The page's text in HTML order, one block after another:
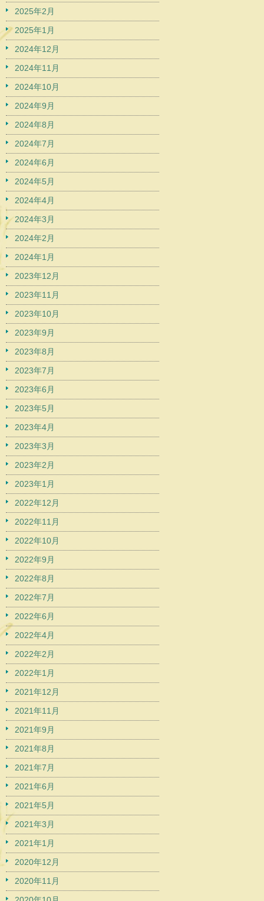
2025年2月
2025年1月
2024年12月
2024年11月
2024年10月
2024年9月
2024年8月
2024年7月
2024年6月
2024年5月
2024年4月
2024年3月
2024年2月
2024年1月
2023年12月
2023年11月
2023年10月
2023年9月
2023年8月
2023年7月
2023年6月
2023年5月
2023年4月
2023年3月
2023年2月
2023年1月
2022年12月
2022年11月
2022年10月
2022年9月
2022年8月
2022年7月
2022年6月
2022年4月
2022年2月
2022年1月
2021年12月
2021年11月
2021年9月
2021年8月
2021年7月
2021年6月
2021年5月
2021年3月
2021年1月
2020年12月
2020年11月